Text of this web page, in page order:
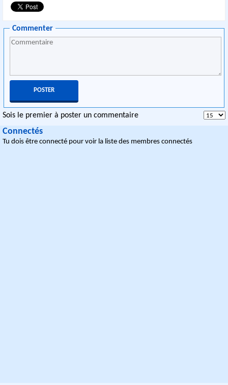
Commenter
Sois le premier à poster un commentaire
Connectés
Tu dois être connecté pour voir la liste des membres connectés